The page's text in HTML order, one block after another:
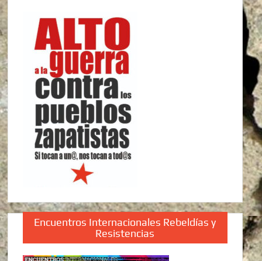
Encuentros Internacionales Rebeldías y
Resistencias